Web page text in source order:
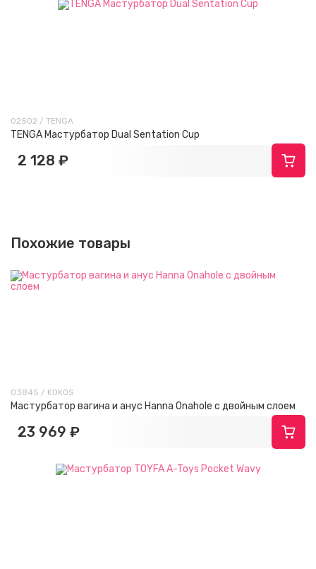
02502 / TENGA
TENGA Мастурбатор Dual Sentation Cup
2 128 ₽
Похожие товары
03845 / KOKOS
Мастурбатор вагина и анус Hanna Onahole с двойным слоем
23 969 ₽